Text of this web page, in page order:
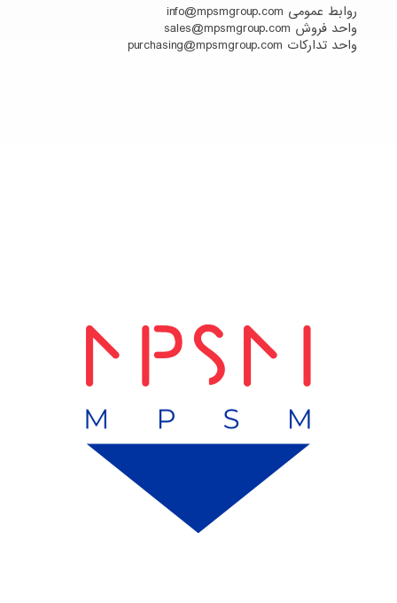
روابط عمومی info@mpsmgroup.com
واحد فروش sales@mpsmgroup.com
واحد تدارکات purchasing@mpsmgroup.com